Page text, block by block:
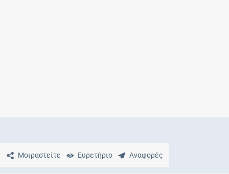
Μοιραστείτε Ευρετήριο Αναφορές